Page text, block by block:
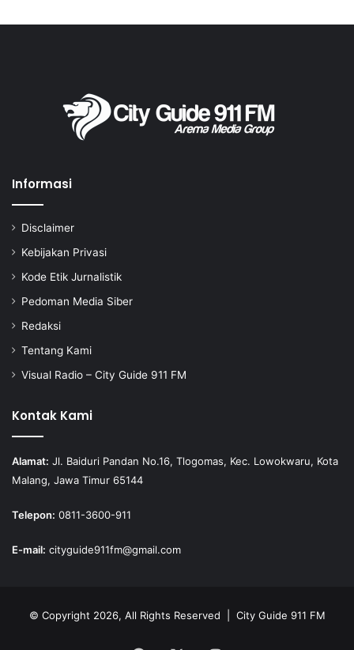
Informasi
Disclaimer
Kebijakan Privasi
Kode Etik Jurnalistik
Pedoman Media Siber
Redaksi
Tentang Kami
Visual Radio – City Guide 911 FM
Kontak Kami
Alamat: Jl. Baiduri Pandan No.16, Tlogomas, Kec. Lowokwaru, Kota
Malang, Jawa Timur 65144
Telepon: 0811-3600-911
E-mail: cityguide911fm@gmail.com
© Copyright 2026, All Rights Reserved | City Guide 911 FM